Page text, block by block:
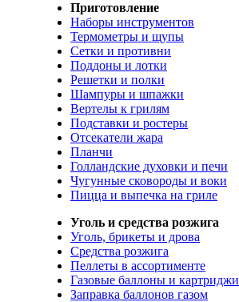
Приготовление
Наборы инструментов
Термометры и щупы
Сетки и противни
Поддоны и лотки
Решетки и полки
Шампуры и шпажки
Вертелы к грилям
Подставки и ростеры
Отсекатели жара
Планчи
Голландские духовки и печи
Чугунные сковороды и воки
Пицца и выпечка на гриле
Уголь и средства розжига
Уголь, брикеты и дрова
Средства розжига
Пеллеты в ассортименте
Газовые баллоны и картриджи
Заправка баллонов газом